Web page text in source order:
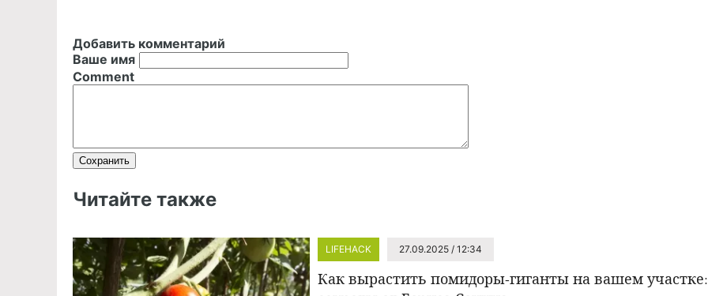
Добавить комментарий
Ваше имя
Comment
Читайте также
LIFEHACK 27.09.2025 / 12:34
Как вырастить помидоры-гиганты на вашем участке: